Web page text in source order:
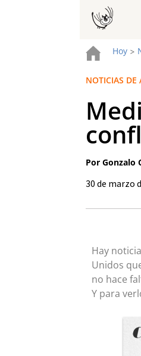
Hoy>
NOTICIAS DE
Por Gonzalo
30 de marzo
Hay
Unidos
no hace
Y para